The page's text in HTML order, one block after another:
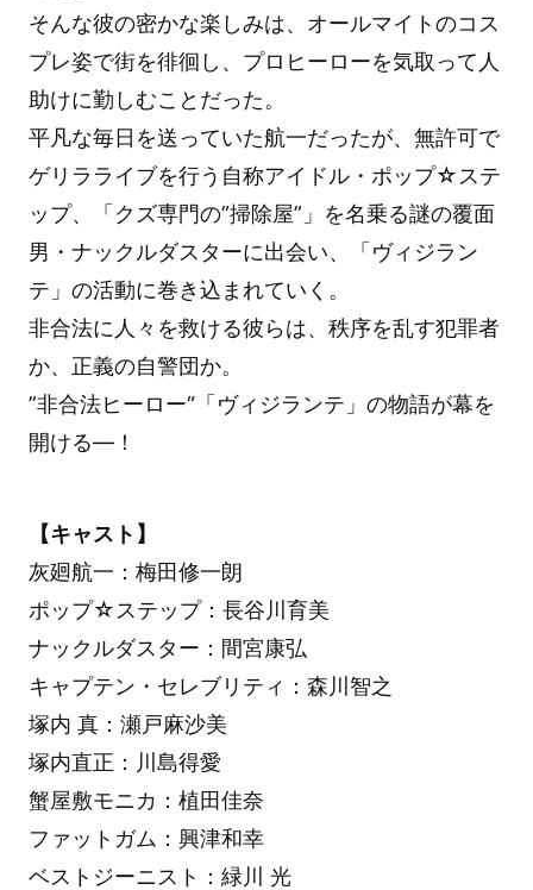
そんな彼の密かな楽しみは、オールマイトのコス
プレ姿で街を徘徊し、プロヒーローを気取って人
助けに勤しむことだった。
平凡な毎日を送っていた航一だったが、無許可で
ゲリラライブを行う自称アイドル・ポップ☆ステ
ップ、「クズ専門の”掃除屋”」を名乗る謎の覆面
男・ナックルダスターに出会い、「ヴィジラン
テ」の活動に巻き込まれていく。
非合法に人々を救ける彼らは、秩序を乱す犯罪者
か、正義の自警団か。
”非合法ヒーロー“「ヴィジランテ」の物語が幕を
開ける―！
【キャスト】
灰廻航一：梅田修一朗
ポップ☆ステップ：長谷川育美
ナックルダスター：間宮康弘
キャプテン・セレブリティ：森川智之
塚内 真：瀬戸麻沙美
塚内直正：川島得愛
蟹屋敷モニカ：植田佳奈
ファットガム：興津和幸
ベストジーニスト：緑川 光